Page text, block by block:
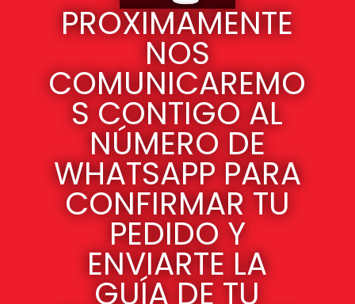
PROXIMAMENTE
NOS
COMUNICAREMO
S CONTIGO AL
NÚMERO DE
WHATSAPP PARA
CONFIRMAR TU
PEDIDO Y
ENVIARTE LA
GUÍA DE TU